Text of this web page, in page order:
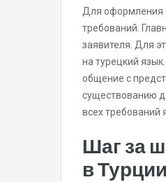
Для оформления
требований.
заявителя. Для
на турецкий
общение с
существованию
всех
Шаг за
в Турции